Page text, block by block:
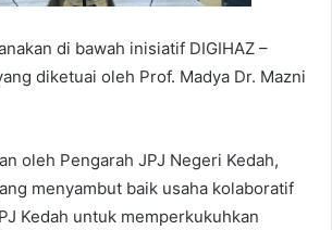
di bawah inisiatif DIGIHAZ –
diketuai oleh Prof. Madya Dr. Mazni
oleh Pengarah JPJ Negeri Kedah,
menyambut baik usaha kolaboratif
Kedah untuk memperkukuhkan